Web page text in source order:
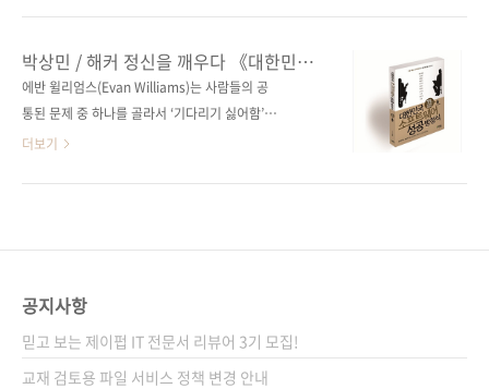
인터뷰어 출판일 2014년 2월 10일 페이지 276
cover) 정 가 15,000원 ISBN 978-89-94506-
86-9 (03320) 키워드 소프트웨어 / 오픈 ..
책을 출판하는 한 사람이지만) 최근 의문부호를
갖게 되었습니다. 이유는 하나씩 열거하지 않더
라도 이 글을 접하시는 분들이라면 충분히 수긍
르는 이유들 중 하나를 꼽자면, '소프트웨어를 대
하는 사회적 분위기가 혹은 문화가 저급하기 때
하기..
박상민 / 해커 정신을 깨우다 《대한민국
소프트웨어 성공 방정식》
에반 윌리엄스(Evan Williams)는 사람들의 공
통된 문제 중 하나를 골라서 ‘기다리기 싫어함’,
‘생각하기 싫어함’ 두 가지만 소프트웨어로 해결
즐거운 일이다. _ 《대한민국 소프트웨어 성공
면서 왜 즐겁지 못하게 일해야 하는가에 대해서
많은 고민을 했었습니다. 제 주변에 많은 개발자
더보기
공지사항
믿고 보는 제이펍 IT 전문서 리뷰어 3기 모집!
교재 검토용 파일 서비스 정책 변경 안내